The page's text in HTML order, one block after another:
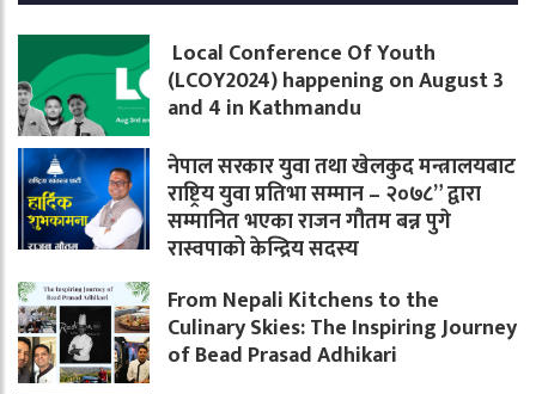
Local Conference Of Youth
(LCOY2024) happening on August 3
and 4 in Kathmandu
नेपाल सरकार युवा तथा खेलकुद मन्त्रालयबाट
राष्ट्रिय युवा प्रतिभा सम्मान – २०७८” द्वारा
सम्मानित भएका राजन गौतम बन्न पुगे
रास्वपाको केन्द्रिय सदस्य
From Nepali Kitchens to the
Culinary Skies: The Inspiring Journey
of Bead Prasad Adhikari